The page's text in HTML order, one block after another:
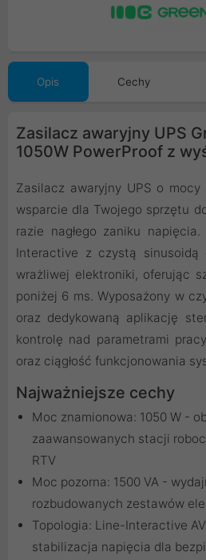
Opis Cechy
Zasilacz awaryjny UPS
1050W PowerProof z
Zasilacz awaryjny UPS o
wsparcie dla Twojego sprzętu
razie nagłego zaniku
Interactive z czystą sinusoidą
wrażliwej elektroniki, oferując
poniżej 6 ms. Wyposażony w
oraz dedykowaną aplikację
kontrolę nad parametrami
oraz ciągłość funkcjonowania
Najważniejsze cechy
Moc znamionowa: 1050 W -
zaawansowanych stacji
RTV
Moc pozorna: 1500 VA -
rozbudowanych zestawów
Topologia: Line-Interactive
stabilizacja napięcia dla